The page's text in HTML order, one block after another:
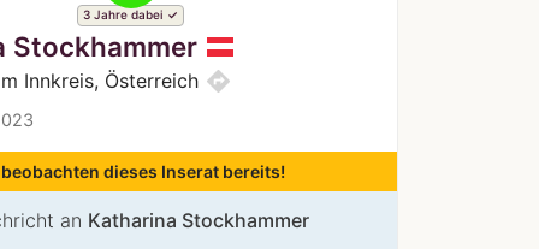
3 Jahre dabei
Stockhammer
Innkreis, Österreich directions
dieses Inserat bereits!
an Katharina Stockhammer